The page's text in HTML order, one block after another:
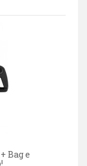
Bag e